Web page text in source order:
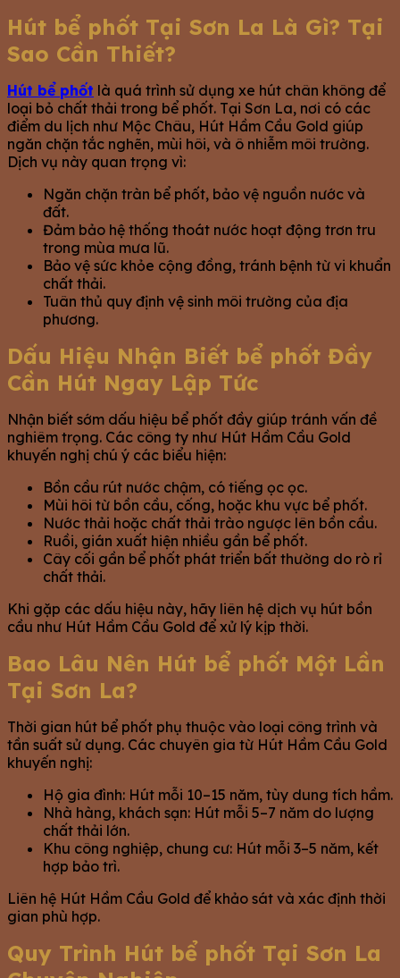
Hút bể phốt Tại Sơn La Là Gì? Tại
Sao Cần Thiết?
Hút bể phốt là quá trình sử dụng xe hút chân không để
loại bỏ chất thải trong bể phốt. Tại Sơn La, nơi có các
điểm du lịch như Mộc Châu, Hút Hầm Cầu Gold giúp
ngăn chặn tắc nghẽn, mùi hôi, và ô nhiễm môi trường.
Dịch vụ này quan trọng vì:
Ngăn chặn tràn bể phốt, bảo vệ nguồn nước và
đất.
Đảm bảo hệ thống thoát nước hoạt động trơn tru
trong mùa mưa lũ.
Bảo vệ sức khỏe cộng đồng, tránh bệnh từ vi khuẩn
chất thải.
Tuân thủ quy định vệ sinh môi trường của địa
phương.
Dấu Hiệu Nhận Biết bể phốt Đầy
Cần Hút Ngay Lập Tức
Nhận biết sớm dấu hiệu bể phốt đầy giúp tránh vấn đề
nghiêm trọng. Các công ty như Hút Hầm Cầu Gold
khuyến nghị chú ý các biểu hiện:
Bồn cầu rút nước chậm, có tiếng ọc ọc.
Mùi hôi từ bồn cầu, cống, hoặc khu vực bể phốt.
Nước thải hoặc chất thải trào ngược lên bồn cầu.
Ruồi, gián xuất hiện nhiều gần bể phốt.
Cây cối gần bể phốt phát triển bất thường do rò rỉ
chất thải.
Khi gặp các dấu hiệu này, hãy liên hệ dịch vụ hút bồn
cầu như Hút Hầm Cầu Gold để xử lý kịp thời.
Bao Lâu Nên Hút bể phốt Một Lần
Tại Sơn La?
Thời gian hút bể phốt phụ thuộc vào loại công trình và
tần suất sử dụng. Các chuyên gia từ Hút Hầm Cầu Gold
khuyến nghị:
Hộ gia đình: Hút mỗi 10–15 năm, tùy dung tích hầm.
Nhà hàng, khách sạn: Hút mỗi 5–7 năm do lượng
chất thải lớn.
Khu công nghiệp, chung cư: Hút mỗi 3–5 năm, kết
hợp bảo trì.
Liên hệ Hút Hầm Cầu Gold để khảo sát và xác định thời
gian phù hợp.
Quy Trình Hút bể phốt Tại Sơn La